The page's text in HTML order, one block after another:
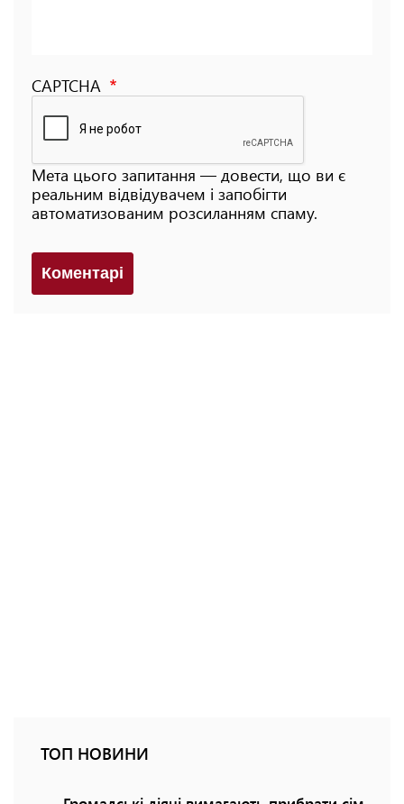
CAPTCHA
Мета цього запитання — довести, що ви є
реальним відвідувачем і запобігти
автоматизованим розсиланням спаму.
Коментарi
ТОП НОВИНИ